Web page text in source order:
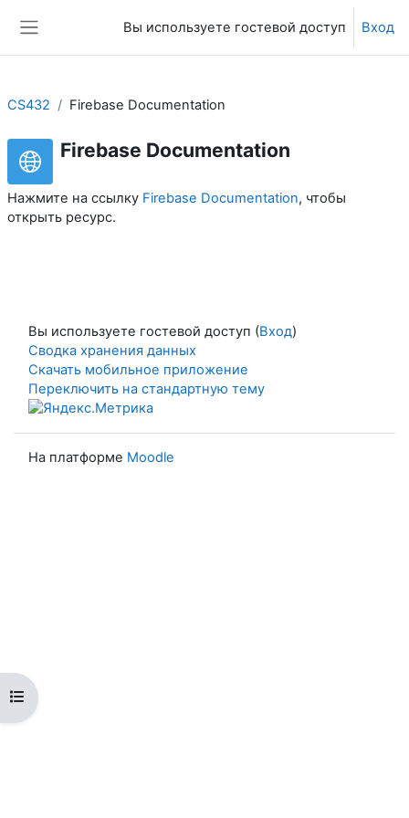
Вы используете гостевой доступ Вход
Открыть оглавление курса
CS432 Firebase Documentation
Firebase Documentation
Нажмите на ссылку Firebase Documentation, чтобы
открыть ресурс.
Вы используете гостевой доступ (Вход)
Сводка хранения данных
Скачать мобильное приложение
Переключить на стандартную тему
На платформе Moodle